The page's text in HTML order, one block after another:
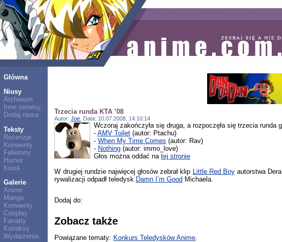
Główna
Niusy
Archiwum
Inne serwisy
Dodaj niusa
Teksty
Recenzje
Konwenty
Felietony
Humor
Kiosk
Galerie
Anime
Manga
Konwenty
Cosplay
Fanarty
Komiksy
Wydarzenia
Trzecia runda KTA ’08
Autor:Joe , Data: 10.07.2008, 14:10:14
Wczoraj zakończyła się druga, a rozpoczęła się trzecia runda
- AMV Toilet(autor: Ptachu)
- When My Time Comes (autor: Rav)
- Nothing(autor: immo_love)
Głos można oddać na tej stronie
W drugiej rundzie najwięcej głosów zebrał klip Little Red Boy autorstwa
rywalizacji odpadł teledysk Damn I’m Good Michaela.
Dodaj do:
Zobacz także
Powiązane tematy: Konkurs Teledysków Anime